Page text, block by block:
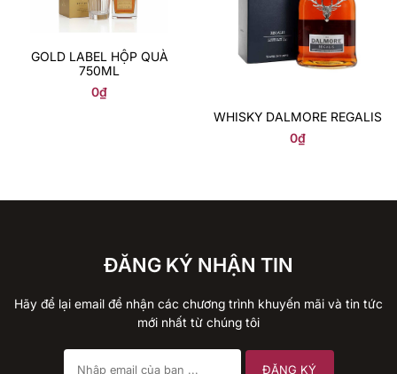
GOLD LABEL HỘP QUÀ
750ML
0₫
WHISKY DALMORE REGALIS
0₫
ĐĂNG KÝ NHẬN TIN
Hãy để lại email để nhận các chương trình khuyến mãi và tin tức
mới nhất từ chúng tôi